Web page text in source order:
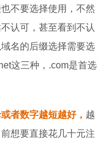
不要选择使用，不然
认可，甚至看到不认
名的后缀选择需要选
这三种，.com是首选
者数字越短越好， 越
想要直接花几十元注